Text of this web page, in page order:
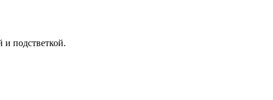
подстветкой.